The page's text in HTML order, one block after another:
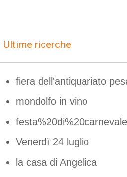
Ultime ricerche
fiera dell'antiquariato
mondolfo in vino
Venerdì 24 luglio
la casa di Angelica